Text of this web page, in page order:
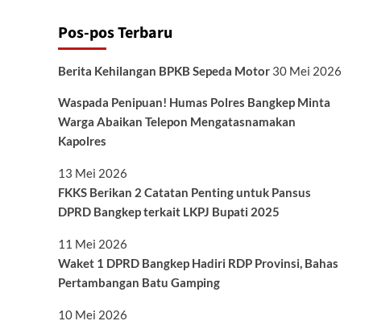
Pos-pos Terbaru
Berita Kehilangan BPKB Sepeda Motor 30 Mei 2026
Waspada Penipuan! Humas Polres Bangkep Minta
Warga Abaikan Telepon Mengatasnamakan
Kapolres
13 Mei 2026
FKKS Berikan 2 Catatan Penting untuk Pansus
DPRD Bangkep terkait LKPJ Bupati 2025
11 Mei 2026
Waket 1 DPRD Bangkep Hadiri RDP Provinsi, Bahas
Pertambangan Batu Gamping
10 Mei 2026